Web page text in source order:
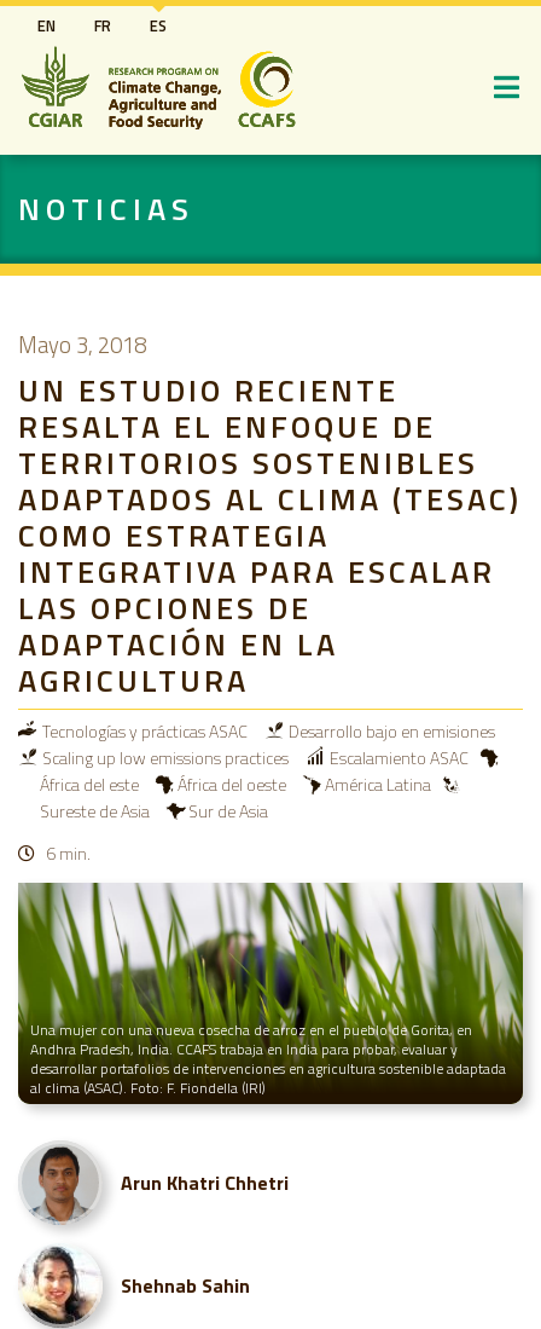
Pasar
al
contenido
principal
EN FR ES
NOTICIAS
Mayo 3, 2018
UN ESTUDIO RECIENTE
RESALTA EL ENFOQUE DE
TERRITORIOS SOSTENIBLES
ADAPTADOS AL CLIMA (TESAC)
COMO ESTRATEGIA
INTEGRATIVA PARA ESCALAR
LAS OPCIONES DE
ADAPTACIÓN EN LA
AGRICULTURA
Tecnologías y prácticas ASAC
Desarrollo bajo en emisiones
Scaling up low emissions practices
Escalamiento ASAC
África del este
África del oeste
América Latina
Sureste de Asia
Sur de Asia
6 min.
Una mujer con una nueva cosecha de arroz en el pueblo de Gorita, en
Andhra Pradesh, India. CCAFS trabaja en India para probar, evaluar y
desarrollar portafolios de intervenciones en agricultura sostenible adaptada
al clima (ASAC). Foto: F. Fiondella (IRI)
Arun Khatri Chhetri
Shehnab Sahin